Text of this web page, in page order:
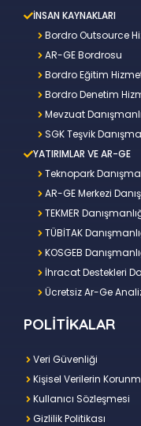
İNSAN KAYNAKLARI
Bordro Outsource
AR-GE Bordrosu
Bordro Eğitim
Bordro Denetim
Mevzuat
SGK Teşvik
YATIRIMLAR VE AR-GE
Teknopark
AR-GE Merkezi
TEKMER
TÜBİTAK
KOSGEB
İhracat Destekleri
Ücretsiz Ar-Ge
POLİTİKALAR
Veri Güvenliği
Kişisel Verilerin
Kullanıcı Sözleşmesi
Gizlilik Politikası